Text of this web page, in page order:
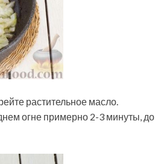
растительное масло.
огне примерно 2-3 минуты, до